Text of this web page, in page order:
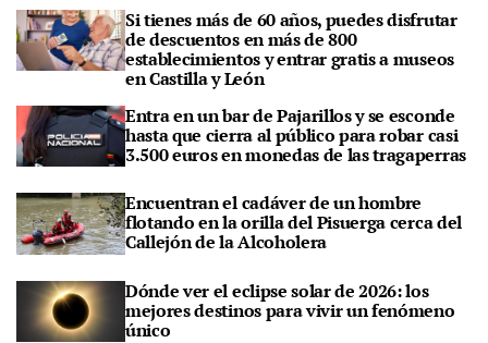
Si tienes más de 60 años, puedes disfrutar
de descuentos en más de 800
establecimientos y entrar gratis a museos
en Castilla y León
Entra en un bar de Pajarillos y se esconde
hasta que cierra al público para robar casi
3.500 euros en monedas de las tragaperras
Encuentran el cadáver de un hombre
flotando en la orilla del Pisuerga cerca del
Callejón de la Alcoholera
Dónde ver el eclipse solar de 2026: los
mejores destinos para vivir un fenómeno
único